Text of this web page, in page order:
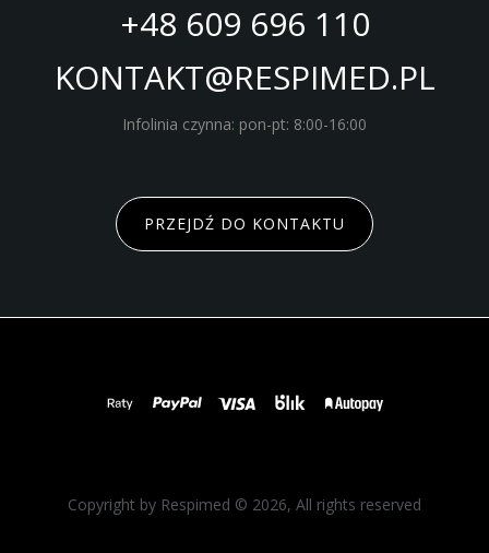
+48 609 696 110
KONTAKT@RESPIMED.PL
Infolinia czynna: pon-pt: 8:00-16:00
PRZEJDŹ DO KONTAKTU
Copyright by Respimed © 2026, All rights reserved